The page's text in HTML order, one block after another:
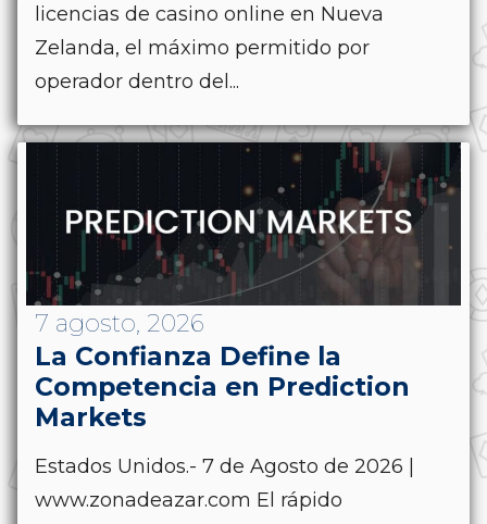
licencias de casino online en Nueva
Zelanda, el máximo permitido por
operador dentro del...
7 agosto, 2026
La Confianza Define la
Competencia en Prediction
Markets
Estados Unidos.- 7 de Agosto de 2026 |
www.zonadeazar.com El rápido